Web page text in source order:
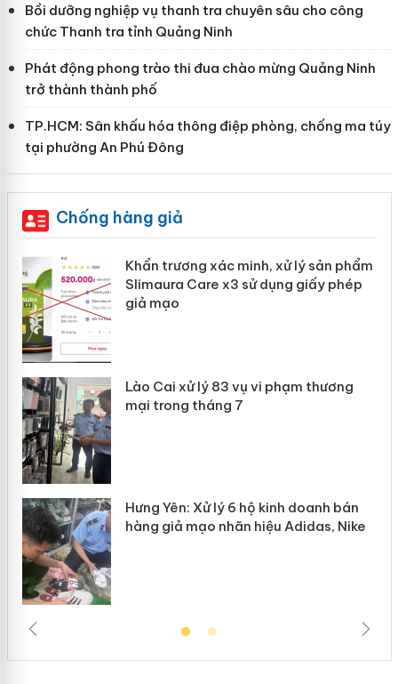
Bồi dưỡng nghiệp vụ thanh tra chuyên sâu cho công
chức Thanh tra tỉnh Quảng Ninh
Phát động phong trào thi đua chào mừng Quảng Ninh
trở thành thành phố
TP.HCM: Sân khấu hóa thông điệp phòng, chống ma túy
tại phường An Phú Đông
Chống hàng giả
Khẩn trương xác minh, xử lý sản phẩm
Slimaura Care x3 sử dụng giấy phép
giả mạo
Lào Cai xử lý 83 vụ vi phạm thương
mại trong tháng 7
Hưng Yên: Xử lý 6 hộ kinh doanh bán
hàng giả mạo nhãn hiệu Adidas, Nike